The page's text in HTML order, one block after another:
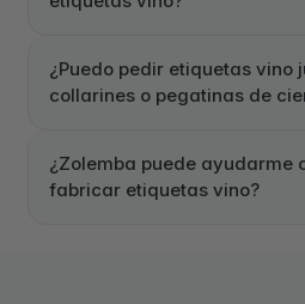
¿Puedo pedir etiquetas vino
collarines o pegatinas de
¿Zolemba puede ayudarme
fabricar etiquetas vino?